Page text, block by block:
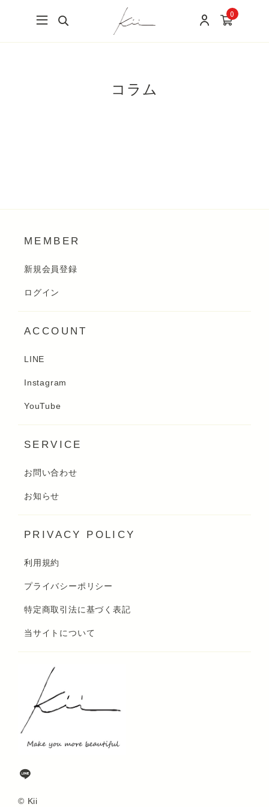
0
コラム
© Kii
MEMBER
新規会員登録
ログイン
ACCOUNT
LINE
Instagram
YouTube
SERVICE
お問い合わせ
お知らせ
PRIVACY POLICY
利用規約
プライバシーポリシー
特定商取引法に基づく表記
当サイトについて